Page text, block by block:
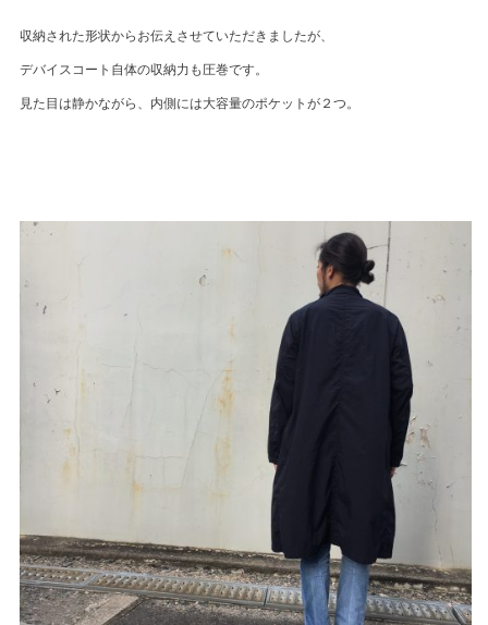
収納された形状からお伝えさせていただきましたが、
デバイスコート自体の収納力も圧巻です。
見た目は静かながら、内側には大容量のポケットが２つ。